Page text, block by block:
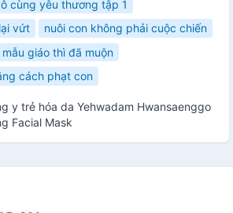
cùng yêu thương tập 1
vứt
nuôi con không phải cuộc chiến
giáo thì đã muộn
cách phạt con
y trẻ hóa da Yehwadam Hwansaenggo
Facial Mask